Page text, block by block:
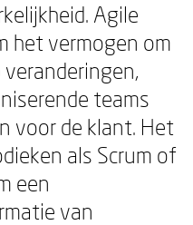
Agile
het vermogen om
teams
voor de klant. Het
als Scrum of
een
van